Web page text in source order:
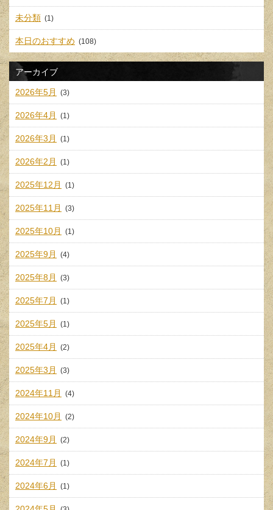
未分類 (1)
本日のおすすめ (108)
アーカイブ
2026年5月 (3)
2026年4月 (1)
2026年3月 (1)
2026年2月 (1)
2025年12月 (1)
2025年11月 (3)
2025年10月 (1)
2025年9月 (4)
2025年8月 (3)
2025年7月 (1)
2025年5月 (1)
2025年4月 (2)
2025年3月 (3)
2024年11月 (4)
2024年10月 (2)
2024年9月 (2)
2024年7月 (1)
2024年6月 (1)